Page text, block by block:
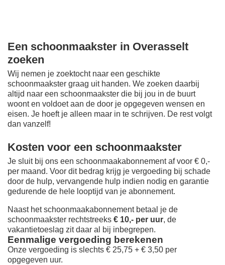
Een schoonmaakster in Overasselt
zoeken
Wij nemen je zoektocht naar een geschikte
schoonmaakster graag uit handen. We zoeken daarbij
altijd naar een schoonmaakster die bij jou in de buurt
woont en voldoet aan de door je opgegeven wensen en
eisen. Je hoeft je alleen maar in te schrijven. De rest volgt
dan vanzelf!
Kosten voor een schoonmaakster
Je sluit bij ons een schoonmaakabonnement af voor € 0,-
per maand. Voor dit bedrag krijg je vergoeding bij schade
door de hulp, vervangende hulp indien nodig en garantie
gedurende de hele looptijd van je abonnement.
Naast het schoonmaakabonnement betaal je de
schoonmaakster rechtstreeks € 10,- per uur, de
vakantietoeslag zit daar al bij inbegrepen.
Eenmalige vergoeding berekenen
Onze vergoeding is slechts € 25,75 + € 3,50 per
opgegeven uur.